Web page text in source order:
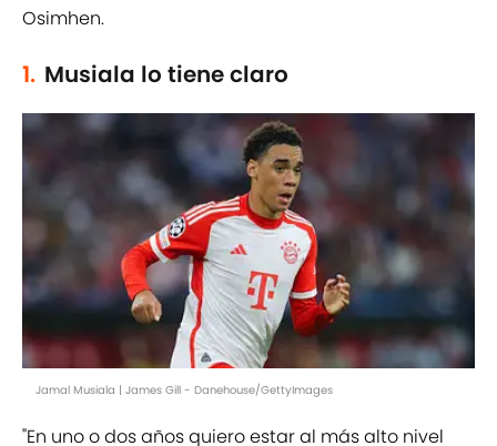
Osimhen.
1. Musiala lo tiene claro
Jamal Musiala | James Gill - Danehouse/GettyImages
"En uno o dos años quiero estar al más alto nivel